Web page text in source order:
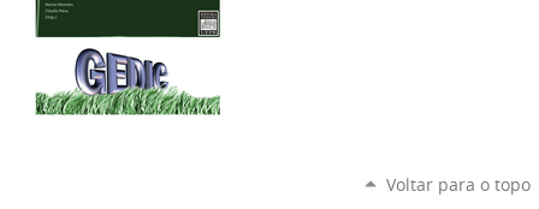
Voltar para o topo